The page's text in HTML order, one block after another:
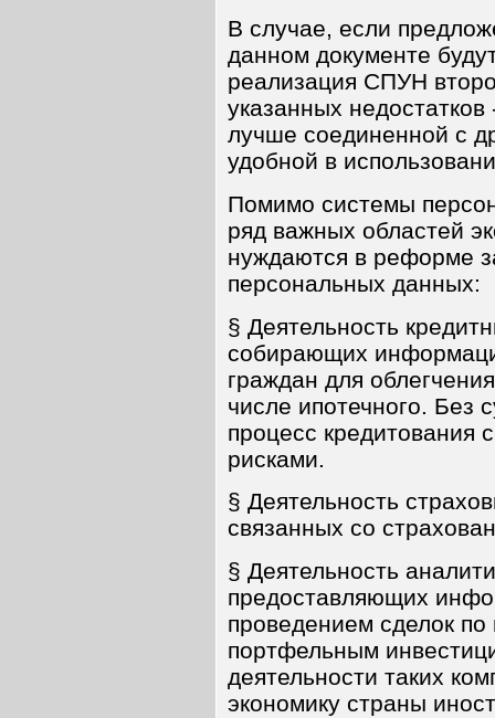
В случае, если
данном документе
реализация СПУН
указанных
лучше соединенной с
удобной в
Помимо системы
ряд важных областей
нуждаются в реформе
персональных данных:
§ Деятельность
собирающих
граждан для
числе ипотечного. Без
процесс кредитования
рисками.
§ Деятельность
связанных со
§ Деятельность
предоставляющих
проведением сделок по
портфельным
деятельности таких
экономику страны